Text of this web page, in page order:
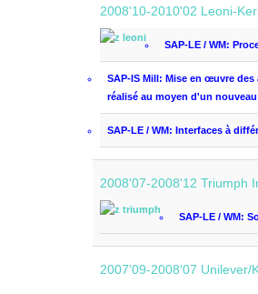
2008'10-2010'02 Leoni-
SAP-LE / WM: P
SAP-IS Mill: Mise en œuvre des
réalisé au moyen d'un
SAP-LE / WM: Interfaces à
2008'07-2008'12 Triumph
SAP-LE / WM: S
2007'09-2008'07 Unilever/